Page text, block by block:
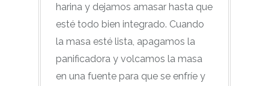
harina y dejamos amasar hasta que
esté todo bien integrado. Cuando
la masa esté lista, apagamos la
panificadora y volcamos la masa
en una fuente para que se enfríe y